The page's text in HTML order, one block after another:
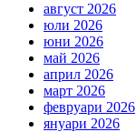
август 2026
юли 2026
юни 2026
май 2026
април 2026
март 2026
февруари 2026
януари 2026